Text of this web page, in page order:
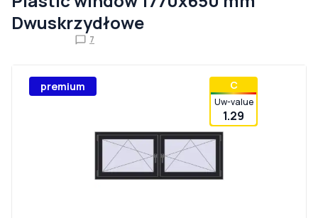
Dwuskrzydłowe
7
premium С
Uw-value
1.29